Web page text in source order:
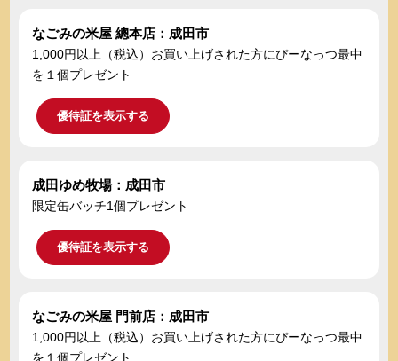
なごみの米屋 總本店：成田市
1,000円以上（税込）お買い上げされた方にぴーなっつ最中
を１個プレゼント
優待証を表示する
成田ゆめ牧場：成田市
限定缶バッチ1個プレゼント
優待証を表示する
なごみの米屋 門前店：成田市
1,000円以上（税込）お買い上げされた方にぴーなっつ最中
を１個プレゼント